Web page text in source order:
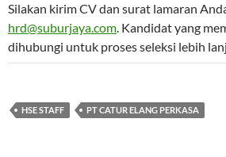
Silakan kirim CV dan surat lamaran
hrd@suburjaya.com. Kandidat yang
dihubungi untuk proses seleksi lebih
HSE STAFF PT CATUR ELANG PERKASA